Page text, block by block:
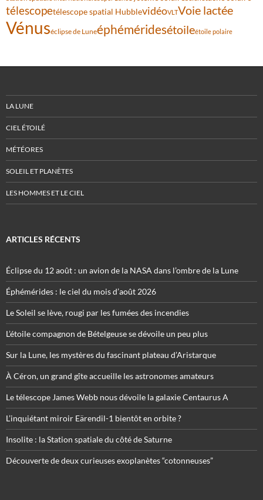
télescopetélescope spatial HubblevidéoVLTVoie lactée
Vénuséclipse de Luneéphéméridesétoileétoile polaire
LA LUNE
CIEL ÉTOILÉ
MÉTÉORES
SOLEIL ET PLANÈTES
LES HOMMES ET LE CIEL
ARTICLES RÉCENTS
Éclipse du 12 août : un avion de la NASA dans l’ombre de la Lune
Éphémérides : le ciel du mois d’août 2026
Le Soleil se lève, rougi par les fumées des incendies
L’étoile compagnon de Bételgeuse se dévoile un peu plus
Sur la Lune, les mystères du fascinant plateau d’Aristarque
À Céron, un grand gîte accueille les astronomes amateurs
Le télescope James Webb nous dévoile la galaxie Centaurus A
L’inquiétant miroir Eärendil-1 bientôt en orbite ?
Insolite : la Station spatiale du côté de Saturne
Découverte de deux curieuses exoplanètes “cotonneuses”